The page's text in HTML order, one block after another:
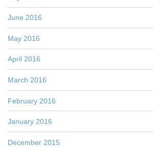
June 2016
May 2016
April 2016
March 2016
February 2016
January 2016
December 2015